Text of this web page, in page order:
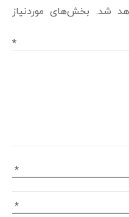
شد. بخش‌های موردنیاز
*
*
*